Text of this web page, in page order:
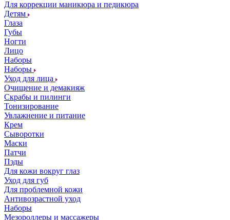
Для коррекции маникюра и педикюра
Детям
Глаза
Губы
Ногти
Лицо
Наборы
Наборы
Уход для лица
Очищение и демакияж
Скрабы и пилинги
Тонизирование
Увлажнение и питание
Крем
Сыворотки
Маски
Патчи
Пэды
Для кожи вокруг глаз
Уход для губ
Для проблемной кожи
Антивозрастной уход
Наборы
Мезороллеры и массажеры